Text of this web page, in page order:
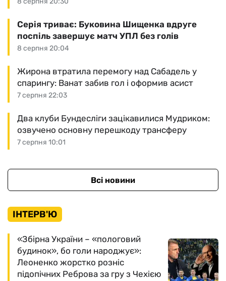
8 серпня 20:04
Серія триває: Буковина Шищенка вдруге
поспіль завершує матч УПЛ без голів
7 серпня 22:03
Жирона втратила перемогу над Сабадель у
спарингу: Ванат забив гол і оформив асист
7 серпня 10:01
Два клуби Бундесліги зацікавилися Мудриком:
озвучено основну перешкоду трансферу
Всі новини
ІНТЕРВ'Ю
«Збірна України – «пологовий
будинок», бо голи народжує»:
Леоненко жорстко розніс
підопічних Реброва за гру з Чехією